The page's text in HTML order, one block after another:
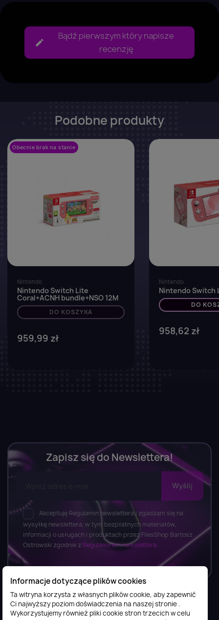
Bądź pierwszym który napisze
recenzję
Podobne produkty
Obecnie brak na stanie
Nintendo
Nintendo Switch Lite
Coral+ACNH bundle+NSO 12M
DO KOSZYKA
959,99 zł
Nintendo
Nintendo Switch
DO
958,62 zł
Zapisz się do Newslettera!
Akceptuję Regulamin newslettera i zgadzam się na
wysyłkę newslettera, w tym bezpłatnych materiałów,
informacji o usługach i produktach przez FilesShop Bartosz
Ostrowski zgodnie z Regulaminem newslettera.
Informacje
Informacje dotyczące plików cookies
Ta witryna korzysta z własnych plików cookie, aby zapewnić
Ci najwyższy poziom doświadczenia na naszej stronie .
Wykorzystujemy również pliki cookie stron trzecich w celu